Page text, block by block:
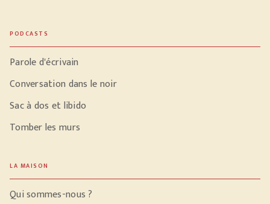
PODCASTS
Parole d'écrivain
Conversation dans le noir
Sac à dos et libido
Tomber les murs
LA MAISON
Qui sommes-nous ?